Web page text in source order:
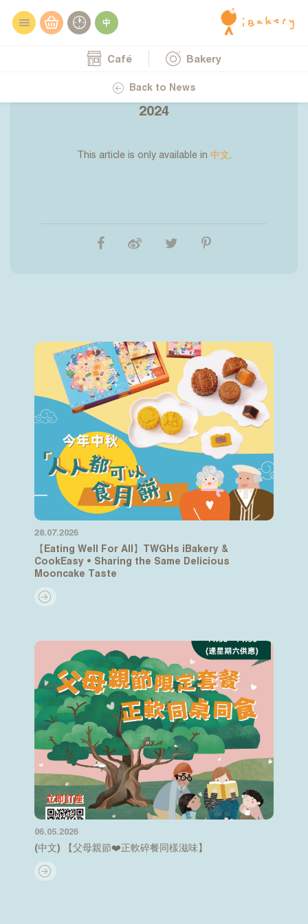
Café Bakery
Back to News
20.11.2024
食服務】樂齡科技博覽暨高峰會
2024
This article is only available in 中文
28.07.2026
【Eating Well For All】TWGHs iBakery &
CookEasy • Sharing the Same Delicious
Mooncake Taste
06.05.2026
(中文) 【父母親節❤️正軟碎餐同樣滋味】